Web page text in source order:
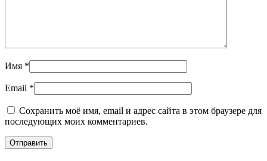
Имя *
Email *
Сохранить моё имя, email и адрес сайта в этом браузере для
последующих моих комментариев.